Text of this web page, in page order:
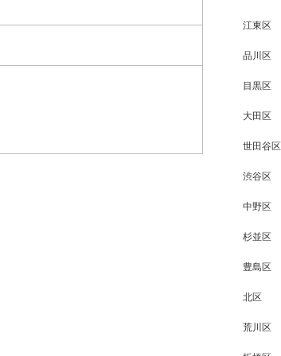
江東区
品川区
目黒区
大田区
世田谷区
渋谷区
中野区
杉並区
豊島区
北区
荒川区